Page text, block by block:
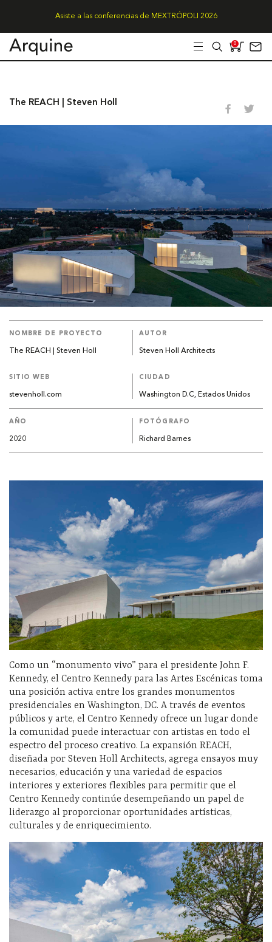
Asiste a las conferencias de MEXTRÓPOLI 2026
0
The REACH | Steven Holl
NOMBRE DE PROYECTO
The REACH | Steven Holl
AUTOR
Steven Holl Architects
SITIO WEB
stevenholl.com
CIUDAD
Washington D.C, Estados Unidos
AÑO
2020
FOTÓGRAFO
Richard Barnes
Como un “monumento vivo” para el presidente John F.
Kennedy, el Centro Kennedy para las Artes Escénicas toma
una posición activa entre los grandes monumentos
presidenciales en Washington, DC. A través de eventos
públicos y arte, el Centro Kennedy ofrece un lugar donde
la comunidad puede interactuar con artistas en todo el
espectro del proceso creativo. La expansión REACH,
diseñada por Steven Holl Architects, agrega ensayos muy
necesarios, educación y una variedad de espacios
interiores y exteriores flexibles para permitir que el
Centro Kennedy continúe desempeñando un papel de
liderazgo al proporcionar oportunidades artísticas,
culturales y de enriquecimiento.